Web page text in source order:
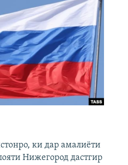
ки дар амалиёти
Нижегород дастгир